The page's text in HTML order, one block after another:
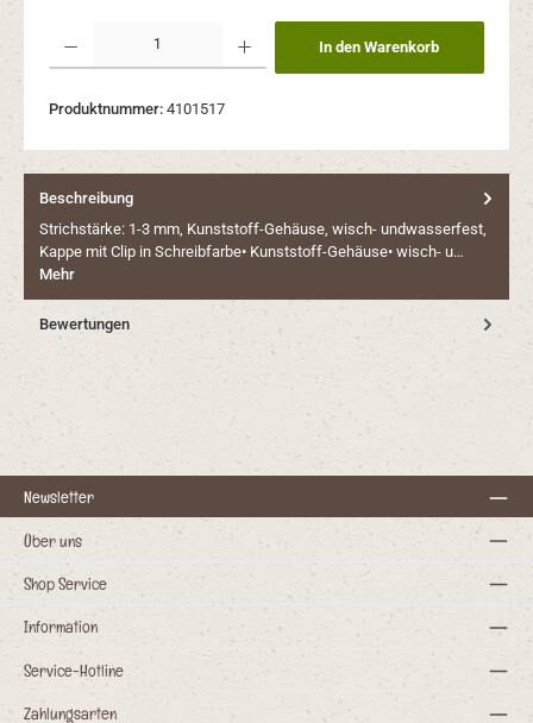
In den Warenkorb
Produktnummer: 4101517
Beschreibung
Strichstärke: 1-3 mm, Kunststoff-Gehäuse, wisch- undwasserfest,
Kappe mit Clip in Schreibfarbe• Kunststoff-Gehäuse• wisch- u…
Mehr
Bewertungen
Newsletter
Über uns
Shop Service
Information
Service-Hotline
Zahlungsarten